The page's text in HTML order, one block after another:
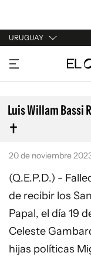
URUGUAY
URUGUAY
ARGENTINA
ESPAÑA
ESTADOS UNIDOS
Luis Willam Bassi
20 de noviembre
(Q.E.P.D.) -
de recibir los
Papal, el día 19
Celeste
hijas políticas